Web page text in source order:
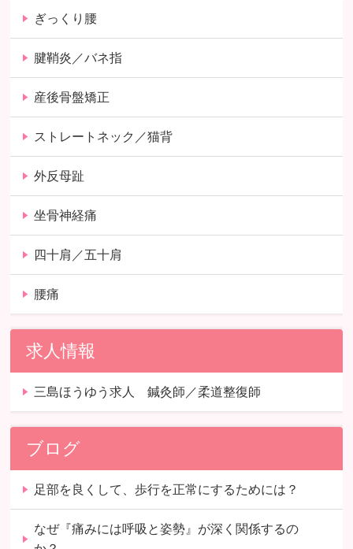
ぎっくり腰
腱鞘炎／バネ指
産後骨盤矯正
ストレートネック／猫背
外反母趾
坐骨神経痛
四十肩／五十肩
腰痛
求人情報
三島ほうゆう求人 鍼灸師／柔道整復師
ブログ
足部を良くして、歩行を正常にするためには？
なぜ『痛みには呼吸と姿勢』が深く関係するの